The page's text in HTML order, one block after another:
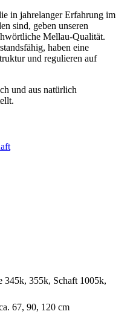
in jahrelanger Erfahrung im
sind, geben unseren
Mellau-Qualität.
haben eine
und regulieren auf
und aus natürlich
345k, 355k, Schaft 1005k,
67, 90, 120 cm